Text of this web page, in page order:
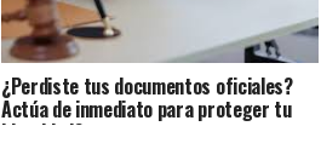
¿Perdiste tus documentos oficiales?
Actúa de inmediato para proteger tu
identidad?